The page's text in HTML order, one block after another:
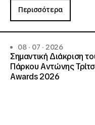
Περισσότερα
08 · 07 · 2026
Σημαντική Διάκριση
Πάρκου Αντώνης
Awards 2026